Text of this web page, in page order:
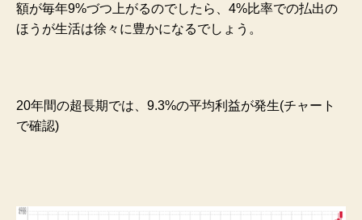
額が毎年9%づつ上がるのでしたら、4%比率での払出の
ほうが生活は徐々に豊かになるでしょう。
20年間の超長期では、9.3%の平均利益が発生(チャート
で確認)